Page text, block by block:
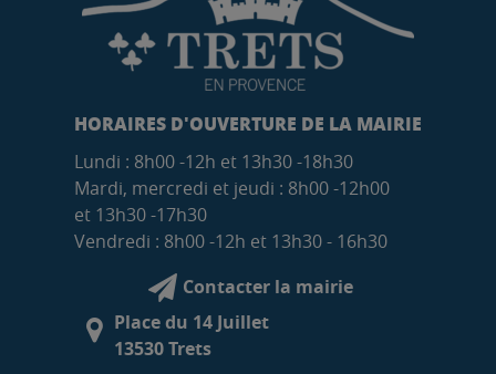
HORAIRES D'OUVERTURE DE LA MAIRIE
Lundi : 8h00 -12h et 13h30 -18h30
Mardi, mercredi et jeudi : 8h00 -12h00
et 13h30 -17h30
Vendredi : 8h00 -12h et 13h30 - 16h30
Contacter la mairie
Place du 14 Juillet
13530 Trets